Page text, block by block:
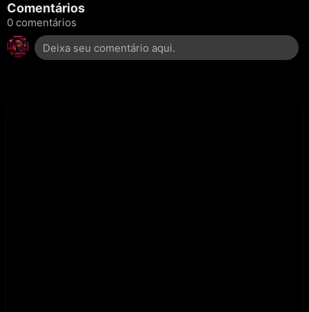
Comentários
0 comentários